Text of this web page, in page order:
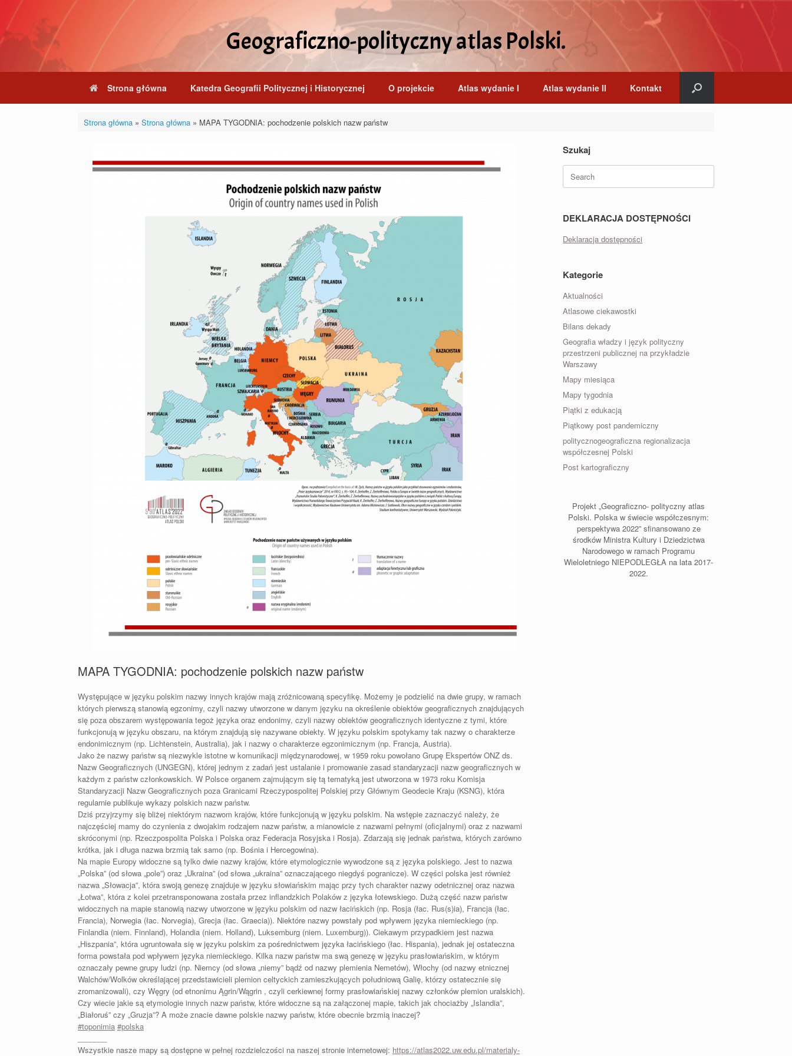
content
Geograficzno-polityczny atlas Polski.
Strona główna Katedra Geografii Politycznej i Historycznej O projekcie Atlas wydanie I Atlas wydanie II Kontakt
Strona główna» Strona główna» MAPA TYGODNIA: pochodzenie polskich nazw państw
MAPA TYGODNIA: pochodzenie polskich nazw państw
Występujące w języku polskim nazwy innych krajów mają zróżnicowaną specyfikę. Możemy je podzielić na dwie grupy, w ramach
których pierwszą stanowią egzonimy, czyli nazwy utworzone w danym języku na określenie obiektów geograficznych znajdujących
się poza obszarem występowania tegoż języka oraz endonimy, czyli nazwy obiektów geograficznych identyczne z tymi, które
funkcjonują w języku obszaru, na którym znajdują się nazywane obiekty. W języku polskim spotykamy tak nazwy o charakterze
endonimicznym (np. Lichtenstein, Australia), jak i nazwy o charakterze egzonimicznym (np. Francja, Austria).
Jako że nazwy państw są niezwykle istotne w komunikacji międzynarodowej, w 1959 roku powołano Grupę Ekspertów ONZ ds.
Nazw Geograficznych (UNGEGN), której jednym z zadań jest ustalanie i promowanie zasad standaryzacji nazw geograficznych w
każdym z państw członkowskich. W Polsce organem zajmującym się tą tematyką jest utworzona w 1973 roku Komisja
Standaryzacji Nazw Geograficznych poza Granicami Rzeczypospolitej Polskiej przy Głównym Geodecie Kraju (KSNG), która
regularnie publikuje wykazy polskich nazw państw.
Dziś przyjrzymy się bliżej niektórym nazwom krajów, które funkcjonują w języku polskim. Na wstępie zaznaczyć należy, że
najczęściej mamy do czynienia z dwojakim rodzajem nazw państw, a mianowicie z nazwami pełnymi (oficjalnymi) oraz z nazwami
skróconymi (np. Rzeczpospolita Polska i Polska oraz Federacja Rosyjska i Rosja). Zdarzają się jednak państwa, których zarówno
krótka, jak i długa nazwa brzmią tak samo (np. Bośnia i Hercegowina).
Na mapie Europy widoczne są tylko dwie nazwy krajów, które etymologicznie wywodzone są z języka polskiego. Jest to nazwa
„Polska” (od słowa „pole”) oraz „Ukraina” (od słowa „ukraina” oznaczającego niegdyś pogranicze). W części polska jest również
nazwa „Słowacja”, która swoją genezę znajduje w języku słowiańskim mając przy tych charakter nazwy odetnicznej oraz nazwa
„Łotwa”, która z kolei przetransponowana została przez inflandzkich Polaków z języka łotewskiego. Dużą część nazw państw
widocznych na mapie stanowią nazwy utworzone w języku polskim od nazw łacińskich (np. Rosja (łac. Rus(s)ia), Francja (łac.
Francia), Norwegia (łac. Norvegia), Grecja (łac. Graecia)). Niektóre nazwy powstały pod wpływem języka niemieckiego (np.
Finlandia (niem. Finnland), Holandia (niem. Holland), Luksemburg (niem. Luxemburg)). Ciekawym przypadkiem jest nazwa
„Hiszpania”, która ugruntowała się w języku polskim za pośrednictwem języka łacińskiego (łac. Hispania), jednak jej ostateczna
forma powstała pod wpływem języka niemieckiego. Kilka nazw państw ma swą genezę w języku prasłowiańskim, w którym
oznaczały pewne grupy ludzi (np. Niemcy (od słowa „niemy” bądź od nazwy plemienia Nemetów), Włochy (od nazwy etnicznej
Walchów/Wolków określającej przedstawicieli plemion celtyckich zamieszkujących południową Galię, którzy ostatecznie się
zromanizowali), czy Węgry (od etnonimu Ągrin/Wągrin , czyli cerkiewnej formy prasłowiańskiej nazwy członków plemion uralskich).
Czy wiecie jakie są etymologie innych nazw państw, które widoczne są na załączonej mapie, takich jak chociażby „Islandia”,
„Białoruś” czy „Gruzja”? A może znacie dawne polskie nazwy państw, które obecnie brzmią inaczej?
#toponimia #polska
Wszystkie nasze mapy są dostępne w pełnej rozdzielczości na naszej stronie internetowej: https://atlas2022.uw.edu.pl/materialy-
Szukaj
Search
for:
DEKLARACJA DOSTĘPNOŚCI
Deklaracja dostępności
Kategorie
Aktualności
Atlasowe ciekawostki
Bilans dekady
Geografia władzy i język polityczny
przestrzeni publicznej na przykładzie
Warszawy
Mapy miesiąca
Mapy tygodnia
Piątki z edukacją
Piątkowy post pandemiczny
politycznogeograficzna regionalizacja
współczesnej Polski
Post kartograficzny
Projekt „Geograficzno- polityczny atlas
Polski. Polska w świecie współczesnym:
perspektywa 2022” sfinansowano ze
środków Ministra Kultury i Dziedzictwa
Narodowego w ramach Programu
Wieloletniego NIEPODLEGŁA na lata 2017-
2022.